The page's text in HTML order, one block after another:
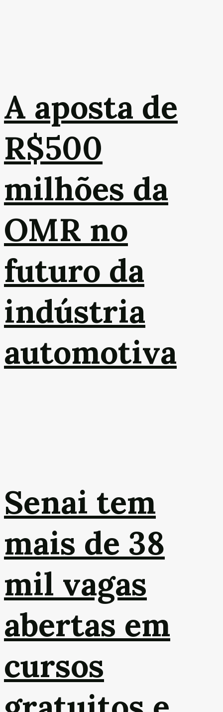
A aposta de
R$500
milhões da
OMR no
futuro da
indústria
automotiva
Senai tem
mais de 38
mil vagas
abertas em
cursos